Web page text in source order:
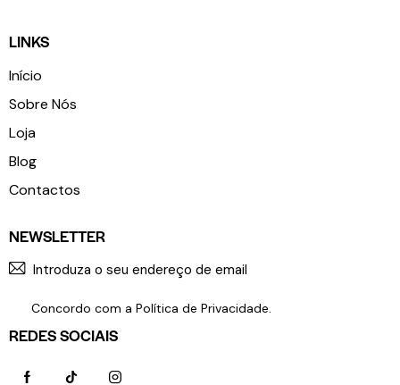
LINKS
Início
Sobre Nós
Loja
Blog
Contactos
NEWSLETTER
Concordo com a Política de Privacidade.
REDES SOCIAIS